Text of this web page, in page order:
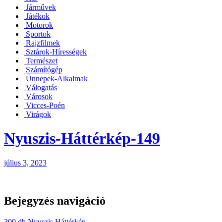
Járművek
Játékok
Motorok
Sportok
Rajzfilmek
Sztárok-Hírességek
Természet
Számítógép
Ünnepek-Alkalmak
Válogatás
Városok
Vicces-Poén
Virágok
Nyuszis-Háttérkép-149
július 3, 2023
Bejegyzés navigáció